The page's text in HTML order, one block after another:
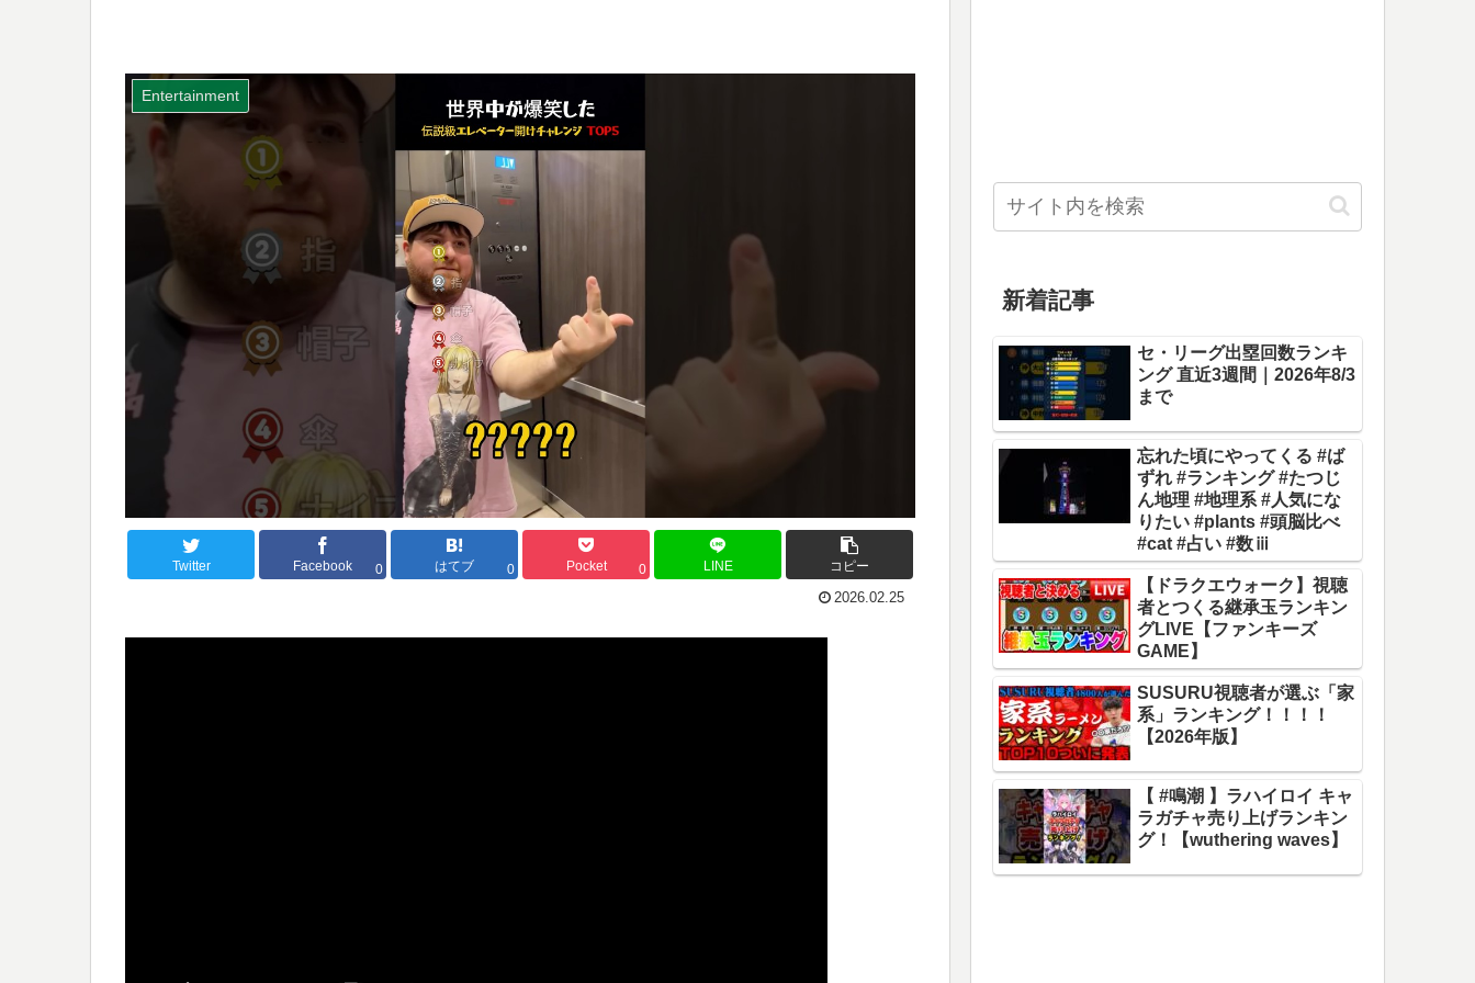
Entertainment
Twitter Facebook 0 はてブ 0 Pocket 0 LINE コピー
2026.02.25
新着記事
セ・リーグ出塁回数ランキ
ング 直近3週間｜2026年8/3
まで
忘れた頃にやってくる #ば
ずれ #ランキング #たつじ
ん地理 #地理系 #人気にな
りたい #plants #頭脳比べ
#cat #占い #数ⅲ
【ドラクエウォーク】視聴
者とつくる継承玉ランキン
グLIVE【ファンキーズ
GAME】
SUSURU視聴者が選ぶ「家
系」ランキング！！！！
【2026年版】
【 #鳴潮 】ラハイロイ キャ
ラガチャ売り上げランキン
グ！【wuthering waves】